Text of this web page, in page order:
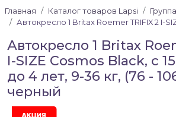
Главная Каталог товаров Lapsi
Автокресло 1 Britax Roemer TRIFIX 2 I-
Автокресло 1 Britax
I-SIZE Cosmos Black, с
до 4 лет, 9-36 кг, (76 -
черный